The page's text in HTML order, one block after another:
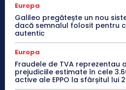
Europa
Galileo pregătește un nou
dacă semnalul folosit pentru
autentic
Europa
Fraudele de TVA reprezentau
prejudiciile estimate în cele
active ale EPPO la sfârșitul lui